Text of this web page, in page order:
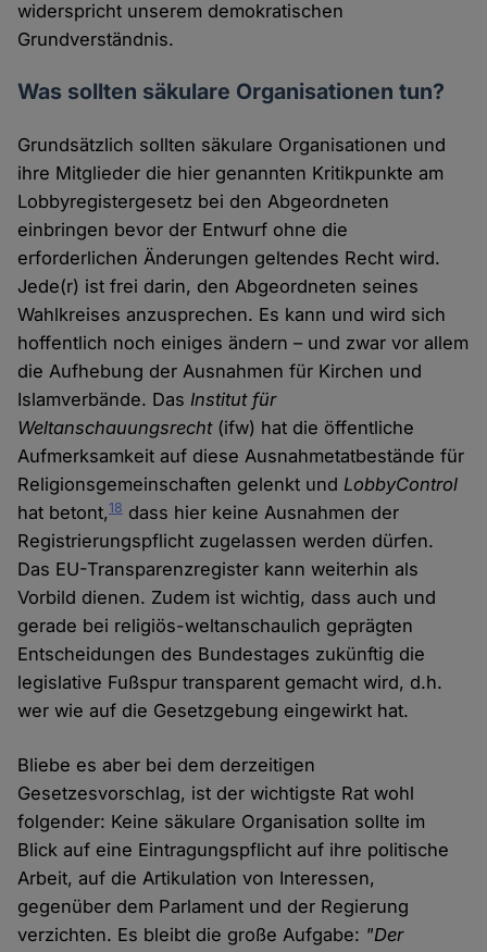
widerspricht unserem demokratischen
Grundverständnis.
Was sollten säkulare Organisationen tun?
Grundsätzlich sollten säkulare Organisationen und
ihre Mitglieder die hier genannten Kritikpunkte am
Lobbyregistergesetz bei den Abgeordneten
einbringen bevor der Entwurf ohne die
erforderlichen Änderungen geltendes Recht wird.
Jede(r) ist frei darin, den Abgeordneten seines
Wahlkreises anzusprechen. Es kann und wird sich
hoffentlich noch einiges ändern – und zwar vor allem
die Aufhebung der Ausnahmen für Kirchen und
Islamverbände. DasInstitut für
Weltanschauungsrecht(ifw) hat die öffentliche
Aufmerksamkeit auf diese Ausnahmetatbestände für
Religionsgemeinschaften gelenkt undLobbyControl
hat betont,18 dass hier keine Ausnahmen der
Registrierungspflicht zugelassen werden dürfen.
Das EU-Transparenzregister kann weiterhin als
Vorbild dienen. Zudem ist wichtig, dass auch und
gerade bei religiös-weltanschaulich geprägten
Entscheidungen des Bundestages zukünftig die
legislative Fußspur transparent gemacht wird, d.h.
wer wie auf die Gesetzgebung eingewirkt hat.
Bliebe es aber bei dem derzeitigen
Gesetzesvorschlag, ist der wichtigste Rat wohl
folgender: Keine säkulare Organisation sollte im
Blick auf eine Eintragungspflicht auf ihre politische
Arbeit, auf die Artikulation von Interessen,
gegenüber dem Parlament und der Regierung
verzichten. Es bleibt die große Aufgabe: "Der